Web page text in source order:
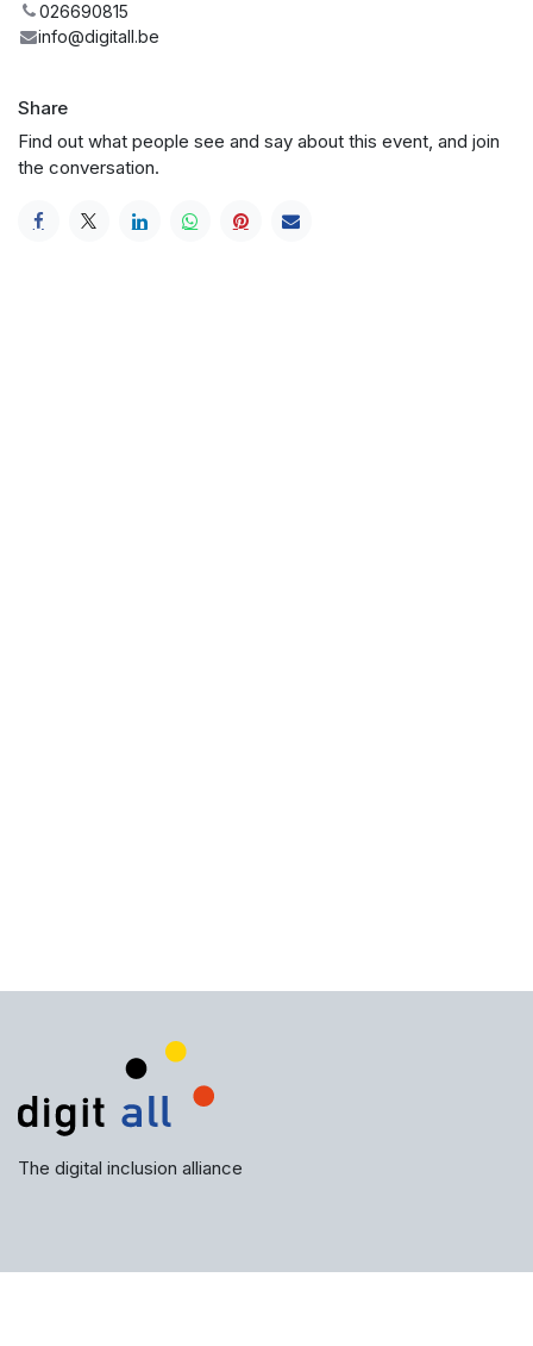
026690815
info@digitall.be
Share
Find out what people see and say about this event, and join
the conversation.
The digital inclusion alliance